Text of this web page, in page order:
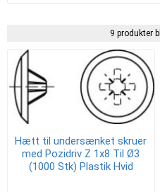
9 produkter
Hætt til undersænket skruer
med Pozidriv Z 1x8 Til Ø3
(1000 Stk) Plastik Hvid